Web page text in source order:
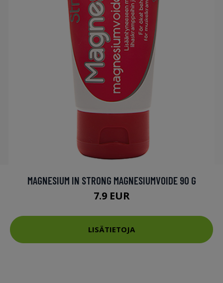
MAGNESIUM IN STRONG MAGNESIUMVOIDE 90 G
7.9 EUR
LISÄTIETOJA